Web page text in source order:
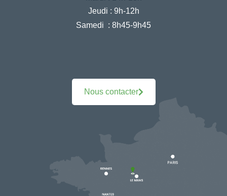
Jeudi : 9h-12h
Samedi : 8h45-9h45
Nous contacter